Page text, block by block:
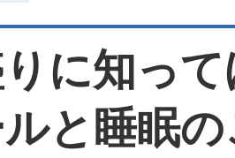
に知っ
と睡眠